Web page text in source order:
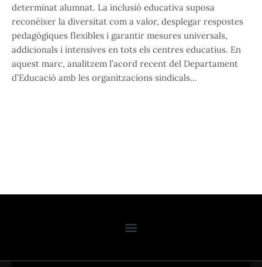
determinat alumnat. La inclusió educativa suposa
reconèixer la diversitat com a valor, desplegar respostes
pedagògiques flexibles i garantir mesures universals,
addicionals i intensives en tots els centres educatius. En
aquest marc, analitzem l’acord recent del Departament
d’Educació amb les organitzacions sindicals…